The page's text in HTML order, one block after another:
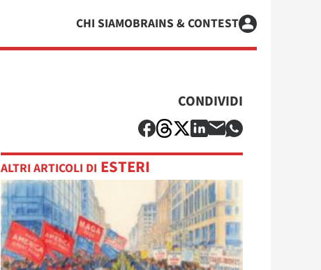
CHI SIAMOBRAINS & CONTEST
CONDIVIDI
ALTRI ARTICOLI DI ESTERI